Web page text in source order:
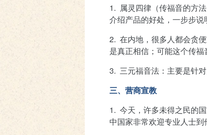
1. 属灵四律（传福音的方
介绍产品的好处，一步步说
2. 在内地，很多人都会贪
是真正相信；可能这个传福
3. 三元福音法：主要是针
三、营商宣教
1. 今天，许多未得之民的
中国家非常欢迎专业人士